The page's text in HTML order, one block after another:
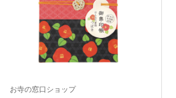
お寺の窓口ショップ